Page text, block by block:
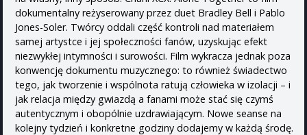
dokumentalny reżyserowany przez duet Bradley Bell i Pablo
Jones-Soler. Twórcy oddali część kontroli nad materiałem
samej artystce i jej społeczności fanów, uzyskując efekt
niezwykłej intymności i surowości. Film wykracza jednak poza
konwencję dokumentu muzycznego: to również świadectwo
tego, jak tworzenie i wspólnota ratują człowieka w izolacji – i
jak relacja między gwiazdą a fanami może stać się czymś
autentycznym i obopólnie uzdrawiającym. Nowe seanse na
kolejny tydzień i konkretne godziny dodajemy w każdą środę.